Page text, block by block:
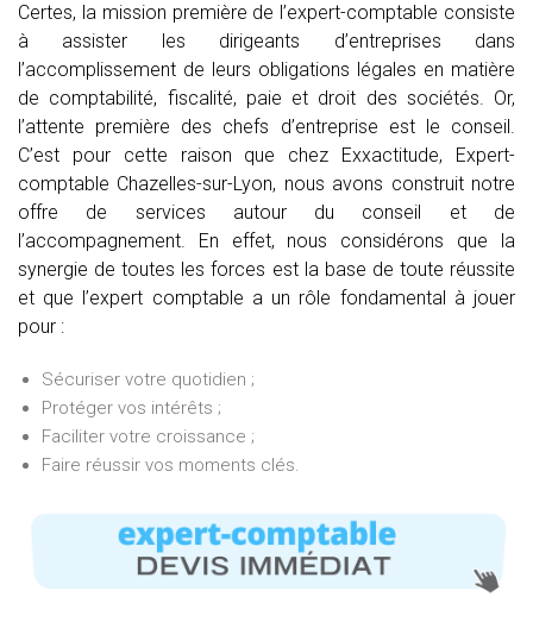
Certes, la mission première de l’expert-comptable consiste
à assister les dirigeants d’entreprises dans
l’accomplissement de leurs obligations légales en matière
de comptabilité, fiscalité, paie et droit des sociétés. Or,
l’attente première des chefs d’entreprise est le conseil.
C’est pour cette raison que chez Exxactitude, Expert-
comptable Chazelles-sur-Lyon, nous avons construit notre
offre de services autour du conseil et de
l’accompagnement. En effet, nous considérons que la
synergie de toutes les forces est la base de toute réussite
et que l’expert comptable a un rôle fondamental à jouer
pour :
Sécuriser votre quotidien ;
Protéger vos intérêts ;
Faciliter votre croissance ;
Faire réussir vos moments clés.